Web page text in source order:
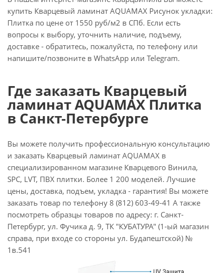
купить Кварцевый ламинат AQUAMAX Рисунок укладки:
Плитка по цене от 1550 руб/м2 в СПб. Если есть
вопросы к выбору, уточнить наличие, подъему,
доставке - обратитесь, пожалуйста, по телефону или
напишите/позвоните в WhatsApp или Telegram.
Где заказать Кварцевый
ламинат AQUAMAX Плитка
в Санкт-Петербурге
Вы можете получить профессиональную консультацию
и заказать Кварцевый ламинат AQUAMAX в
специализированном магазине Кварцевого Винила,
SPC, LVT, ПВХ плитки. Более 1 200 моделей. Лучшие
цены, доставка, подъем, укладка - гарантия! Вы можете
заказать товар по телефону 8 (812) 603-49-41 А также
посмотреть образцы товаров по адресу: г. Санкт-
Петербург, ул. Фучика д. 9, ТК "КУБАТУРА" (1-ый магазин
справа, при входе со стороны ул. Будапештской) №
1в.541